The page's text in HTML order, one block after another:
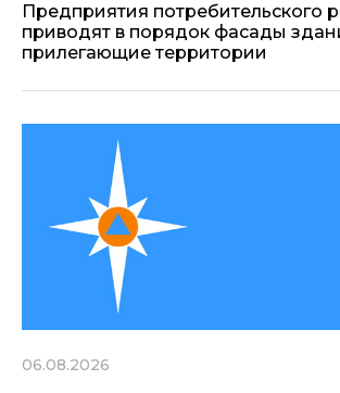
Предприятия потребительского
приводят в порядок фасады
прилегающие территории
06.08.2026